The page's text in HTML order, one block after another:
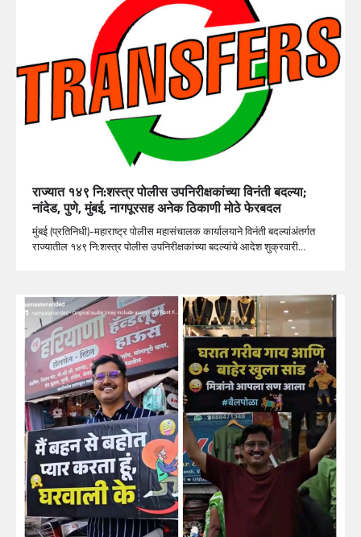
राज्यात १४९ नि:शस्त्र पोलीस उपनिरीक्षकांच्या विनंती बदल्या;
नांदेड, पुणे, मुंबई, नागपूरसह अनेक ठिकाणी मोठे फेरबदल
मुंबई (प्रतिनिधी)-महाराष्ट्र पोलीस महासंचालक कार्यालयाने विनंती बदल्यांअंतर्गत
राज्यातील १४९ नि:शस्त्र पोलीस उपनिरीक्षकांच्या बदल्यांचे आदेश शुक्रवारी…